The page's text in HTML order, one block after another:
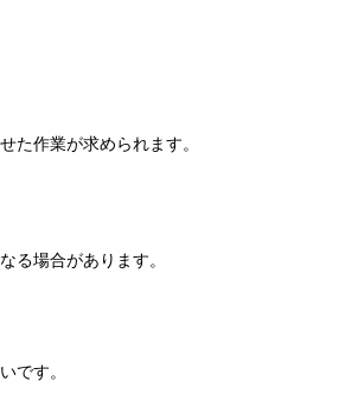
た作業が求められます。
る場合があります。
です。